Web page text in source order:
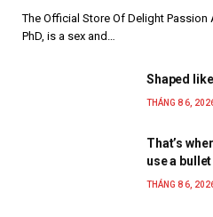
The Official Store Of Delight Passion
PhD, is a sex and…
Shaped
THÁNG 8 6,
That’s
use a
THÁNG 8 6,